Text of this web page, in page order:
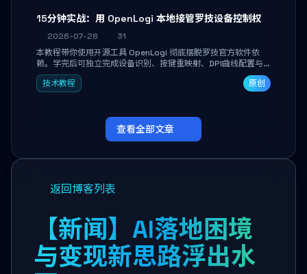
15分钟实战：用 OpenLogi 本地接管罗技设备控制权
2026-07-28
31
本教程带你使用开源工具 OpenLogi 彻底摆脱罗技官方软件依
赖。学完后可独立完成设备识别、按键重映射、DPI曲线配置与
SmartShift调节，实现完全离线控制，保护隐私并释放硬件性
能。
技术教程 原创
查看全部文章
返回博客列表
【新闻】AI落地困境
与变现新思路浮出水